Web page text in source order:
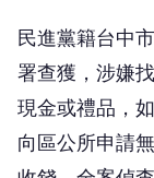
民進黨籍台中
署查獲，涉嫌
現金或禮品，
向區公所申請